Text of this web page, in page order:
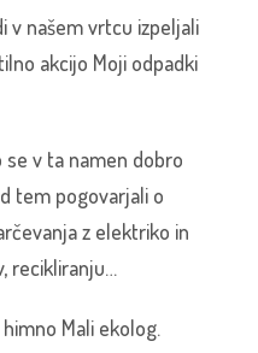
v našem vrtcu izpeljali
akcijo Moji odpadki
se v ta namen dobro
tem pogovarjali o
z elektriko in
recikliranju…
Mali ekolog.